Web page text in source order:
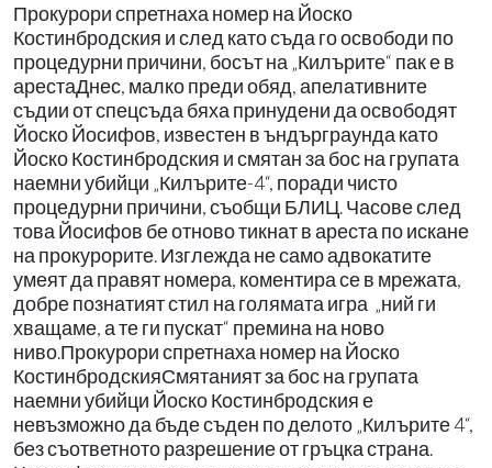
Прокурори спретнаха номер на Йоско
Костинбродския и след като съда го освободи по
процедурни причини, босът на „Килърите“ пак е в
арестаДнес, малко преди обяд, апелативните
съдии от спецсъда бяха принудени да освободят
Йоско Йосифов, известен в ъндърграунда като
Йоско Костинбродския и смятан за бос на групата
наемни убийци „Килърите-4“, поради чисто
процедурни причини, съобщи БЛИЦ. Часове след
това Йосифов бе отново тикнат в ареста по искане
на прокурорите. Изглежда не само адвокатите
умеят да правят номера, коментира се в мрежата,
добре познатият стил на голямата игра „ний ги
хващаме, а те ги пускат“ премина на ново
ниво.Прокурори спретнаха номер на Йоско
КостинбродскияСмятаният за бос на групата
наемни убийци Йоско Костинбродския е
невъзможно да бъде съден по делото „Килърите 4“,
без съответното разрешение от гръцка страна.